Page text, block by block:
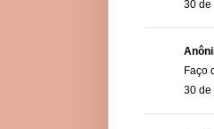
30 de
Faço
30 de